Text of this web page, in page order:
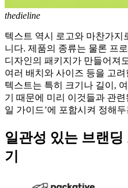
thedieline
텍스트 역시 로고와 마찬가지
니다. 제품의 종류는 물론 프
디자인의 패키지가 만들어져
여러 배치와 사이즈 등을 고
텍스트는 특히 크기나 길이,
기 때문에 미리 이것들과 관
일 가이드’에 포함시켜 정해
일관성 있는 브랜
기